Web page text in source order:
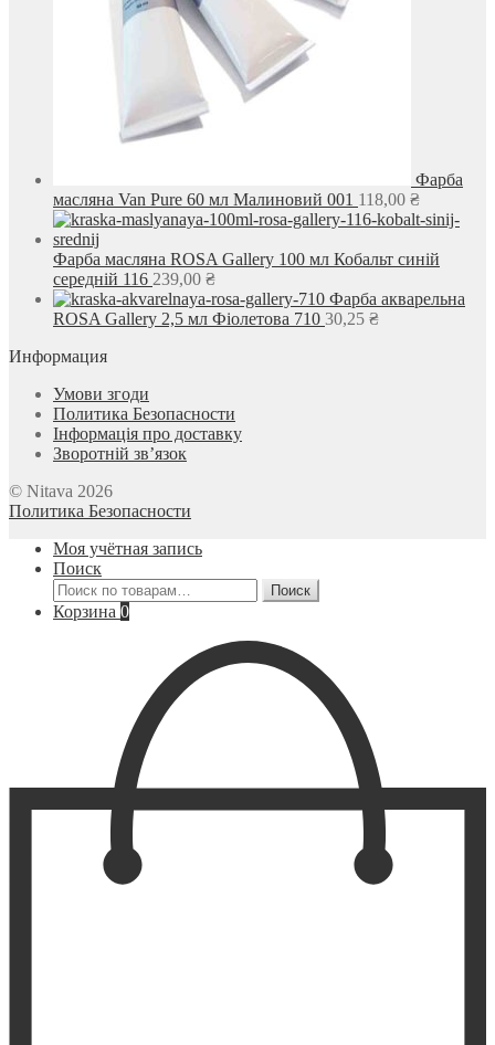
Фарба
масляна Van Pure 60 мл Малиновий 001 118,00 ₴
Фарба масляна ROSA Gallery 100 мл Кобальт синій
середній 116 239,00 ₴
Фарба акварельна
ROSA Gallery 2,5 мл Фіолетова 710 30,25 ₴
Информация
Умови згоди
Политика Безопасности
Інформація про доставку
Зворотній зв’язок
© Nitava 2026
Политика Безопасности
Моя учётная запись
Поиск
Искать:
Поиск
Корзина 0